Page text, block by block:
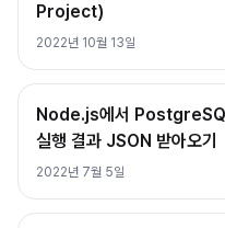
Project)
2022년 10월 13일
Node.js에서
실행 결과 JSON 받아오기
2022년 7월 5일